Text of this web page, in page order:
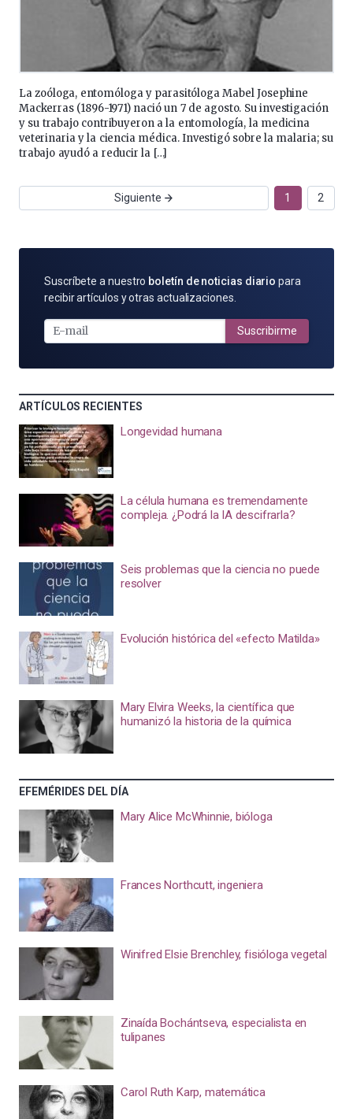
La zoóloga, entomóloga y parasitóloga Mabel Josephine
Mackerras (1896-1971) nació un 7 de agosto. Su investigación
y su trabajo contribuyeron a la entomología, la medicina
veterinaria y la ciencia médica. Investigó sobre la malaria; su
trabajo ayudó a reducir la […]
Siguiente 1 2
SUSCRÍBETE
POR
MAIL
Suscríbete a nuestro boletín de noticias diario para
recibir artículos y otras actualizaciones.
Suscribirme
ARTÍCULOS RECIENTES
Longevidad humana
La célula humana es tremendamente
compleja. ¿Podrá la IA descifrarla?
Seis problemas que la ciencia no puede
resolver
Evolución histórica del «efecto Matilda»
Mary Elvira Weeks, la científica que
humanizó la historia de la química
EFEMÉRIDES DEL DÍA
Mary Alice McWhinnie, bióloga
Frances Northcutt, ingeniera
Winifred Elsie Brenchley, fisióloga vegetal
Zinaída Bochántseva, especialista en
tulipanes
Carol Ruth Karp, matemática